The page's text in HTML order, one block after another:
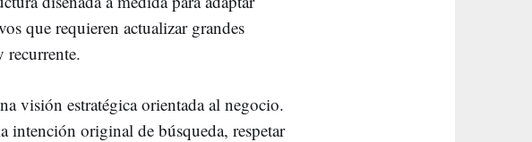
que requieren actualizar grandes
recurrente.
visión estratégica orientada al negocio.
intención original de búsqueda, respetar